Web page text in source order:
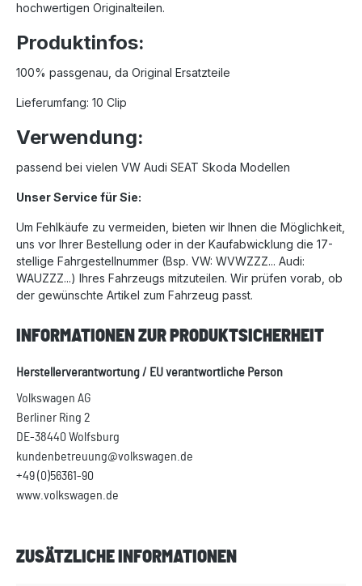
hochwertigen Originalteilen.
Produktinfos:
100% passgenau, da Original Ersatzteile
Lieferumfang: 10 Clip
Verwendung:
passend bei vielen VW Audi SEAT Skoda Modellen
Unser Service für Sie:
Um Fehlkäufe zu vermeiden, bieten wir Ihnen die Möglichkeit,
uns vor Ihrer Bestellung oder in der Kaufabwicklung die 17-
stellige Fahrgestellnummer (Bsp. VW: WVWZZZ... Audi:
WAUZZZ...) Ihres Fahrzeugs mitzuteilen. Wir prüfen vorab, ob
der gewünschte Artikel zum Fahrzeug passt.
INFORMATIONEN ZUR PRODUKTSICHERHEIT
Herstellerverantwortung / EU verantwortliche Person
Volkswagen AG
Berliner Ring 2
DE-38440 Wolfsburg
kundenbetreuung@volkswagen.de
+49 (0)56361-90
www.volkswagen.de
ZUSÄTZLICHE INFORMATIONEN